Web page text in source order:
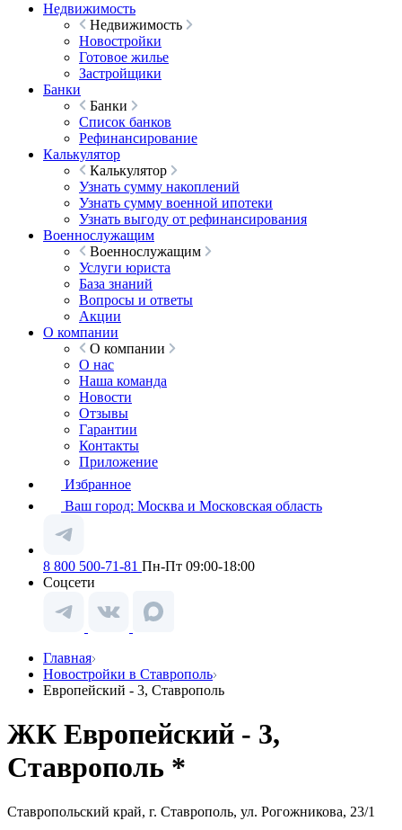
Недвижимость
Недвижимость
Новостройки
Готовое жилье
Застройщики
Банки
Банки
Список банков
Рефинансирование
Калькулятор
Калькулятор
Узнать сумму накоплений
Узнать сумму военной ипотеки
Узнать выгоду от рефинансирования
Военнослужащим
Военнослужащим
Услуги юриста
База знаний
Вопросы и ответы
Акции
О компании
О компании
О нас
Наша команда
Новости
Отзывы
Гарантии
Контакты
Приложение
Избранное
Ваш город: Москва и Московская область
8 800 500-71-81 Пн-Пт 09:00-18:00
Соцсети
Главная
Новостройки в Ставрополь
Европейский - 3, Ставрополь
ЖК Европейский - 3,
Ставрополь *
Ставропольский край, г. Ставрополь, ул. Рогожникова, 23/1